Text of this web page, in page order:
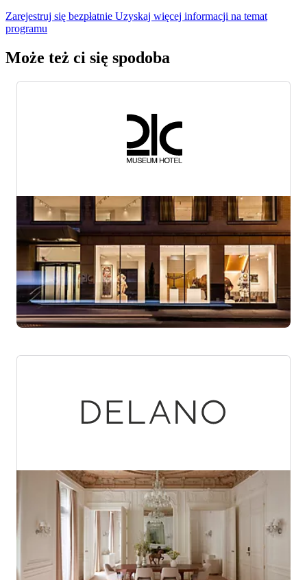
Zarejestruj się bezpłatnie Uzyskaj więcej informacji na temat
programu
Może też ci się spodoba